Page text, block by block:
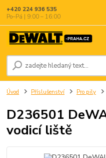
+420 224 936 535
Po–Pá | 9:00 – 16:00
Úvod Příslušenství Pro pily
D236501
vodicí liště